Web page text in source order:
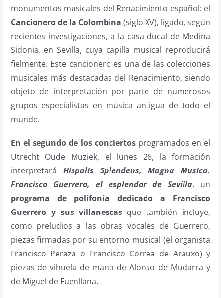
monumentos musicales del Renacimiento español: el
Cancionero de la Colombina (siglo XV), ligado, según
recientes investigaciones, a la casa ducal de Medina
Sidonia, en Sevilla, cuya capilla musical reproducirá
fielmente. Este cancionero es una de las colecciones
musicales más destacadas del Renacimiento, siendo
objeto de interpretación por parte de numerosos
grupos especialistas en música antigua de todo el
mundo.
En el segundo de los conciertosprogramados en el
Utrecht Oude Muziek, el lunes 26, la formación
interpretará Hispalis Splendens, Magna Musica.
Francisco Guerrero, el esplendor de Sevilla, un
programa de polifonía dedicado a Francisco
Guerrero y sus villanescasque también incluye,
como preludios a las obras vocales de Guerrero,
piezas firmadas por su entorno musical (el organista
Francisco Peraza o Francisco Correa de Arauxo) y
piezas de vihuela de mano de Alonso de Mudarra y
de Miguel de Fuenllana.